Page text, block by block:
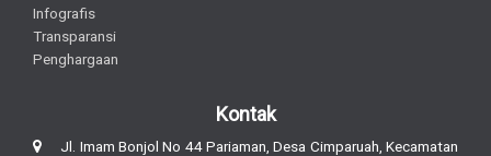
Infografis
Transparansi
Penghargaan
Kontak
Jl. Imam Bonjol No 44 Pariaman, Desa Cimparuah, Kecamatan